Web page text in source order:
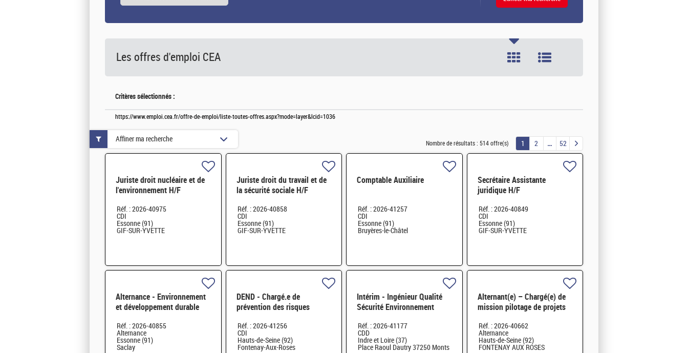
Les offres d'emploi CEA
Critères sélectionnés :
https://www.emploi.cea.fr/offre-de-emploi/liste-toutes-offres.aspx?mode=layer&lcid=1036
Nombre de résultats : 514 offre(s) 1 2 52
Juriste droit nucléaire et de
l'environnement H/F
Réf. : 2026-40975
CDI
Essonne (91)
GIF-SUR-YVETTE
Juriste droit du travail et de
la sécurité sociale H/F
Réf. : 2026-40858
CDI
Essonne (91)
GIF-SUR-YVETTE
Comptable Auxiliaire
Réf. : 2026-41257
CDI
Essonne (91)
Bruyères-le-Châtel
Secrétaire Assistante
juridique H/F
Réf. : 2026-40849
CDI
Essonne (91)
GIF-SUR-YVETTE
Alternance - Environnement
et développement durable
Réf. : 2026-40855
Alternance
Essonne (91)
Saclay
DEND - Chargé.e de
prévention des risques
en radioprotection H/F
Réf. : 2026-41256
CDI
Hauts-de-Seine (92)
Fontenay-Aux-Roses
Intérim - Ingénieur Qualité
Sécurité Environnement
Réf. : 2026-41177
CDD
Indre et Loire (37)
Place Raoul Dautry 37250 Monts
Alternant(e) – Chargé(e) de
mission pilotage de projets
H/F
Réf. : 2026-40662
Alternance
Hauts-de-Seine (92)
FONTENAY AUX ROSES
Affiner ma recherche